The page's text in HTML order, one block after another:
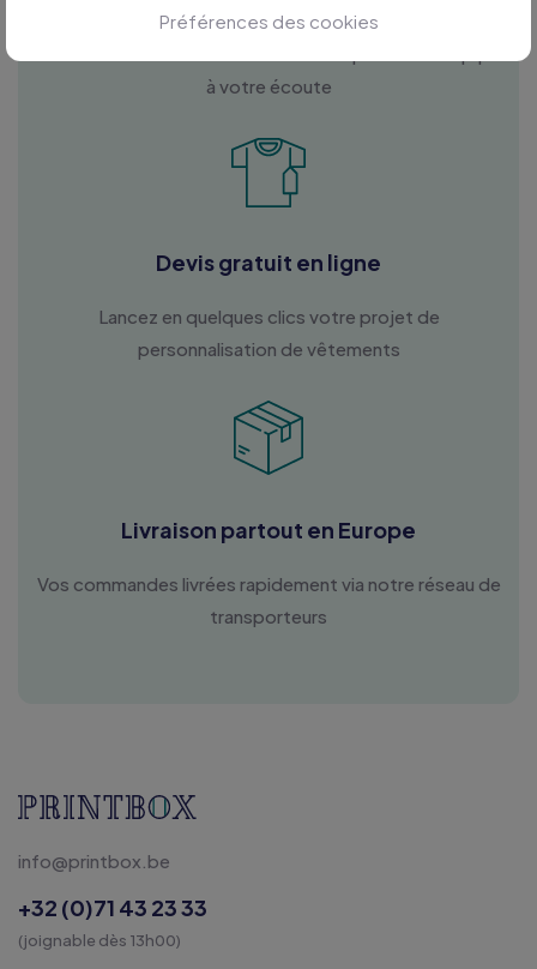
à votre écoute
Devis gratuit en ligne
Lancez en quelques clics votre projet de
personnalisation de vêtements
Livraison partout en Europe
Vos commandes livrées rapidement via notre réseau de
transporteurs
info@printbox.be
+32 (0)71 43 23 33
(joignable dès 13h00)
Préférences des cookies